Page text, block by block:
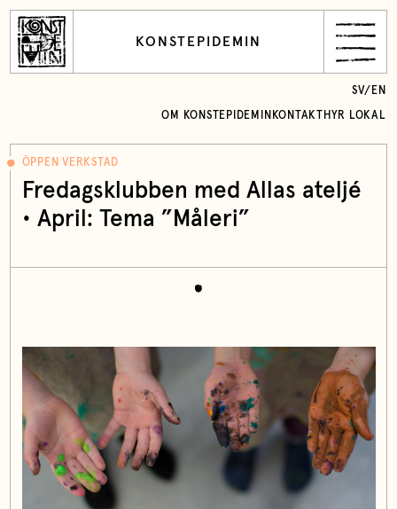
KONSTEPIDEMIN
OM KONSTEPIDEMIN KONTAKT HYR LOKAL
SV/ EN
ÖPPEN VERKSTAD
Fredagsklubben med Allas ateljé
• April: Tema ”Måleri”